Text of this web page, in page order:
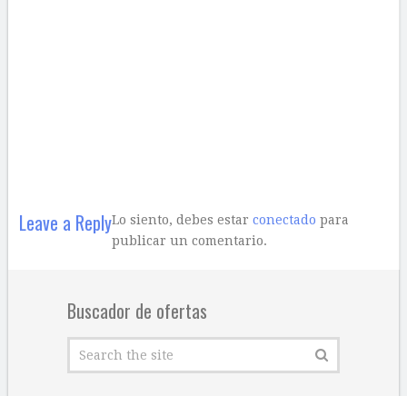
Leave a ReplyLo siento, debes estar conectado para
publicar un comentario.
Buscador de ofertas